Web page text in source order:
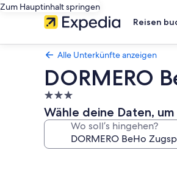
Zum Hauptinhalt springen
Reisen
Alle Unterkünfte anzeigen
DORMERO
3.0-
Sterne-
Unterkunft
Wähle deine Daten, um
Wo soll’s hingehen?